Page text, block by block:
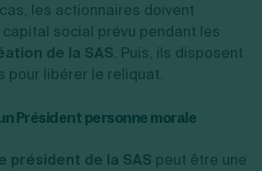
les actionnaires doivent
social prévu pendant les
de la SAS. Puis, ils disposent
pour libérer le reliquat.
Président personne morale
président de la SAS peut être une